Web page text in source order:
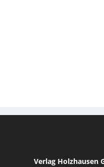
Verlag Holzhausen